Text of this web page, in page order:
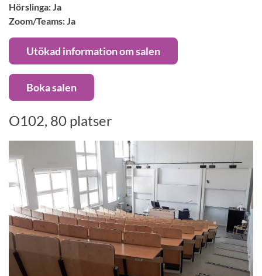
Hörslinga: Ja
Zoom/Teams: Ja
Utökad information om salen
Boka salen
O102, 80 platser